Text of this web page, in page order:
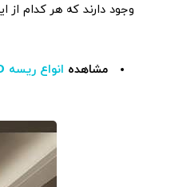
وجود دارند که هر کدام
مشاهده انواع ریسه LED